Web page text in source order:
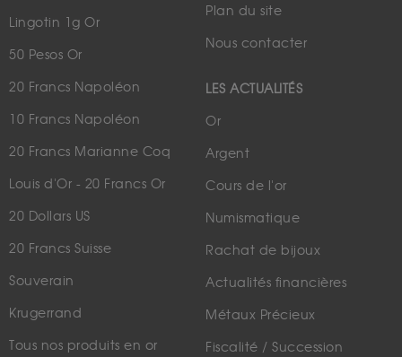
Lingotin 1g Or
50 Pesos Or
20 Francs Napoléon
10 Francs Napoléon
20 Francs Marianne Coq
Louis d'Or - 20 Francs Or
20 Dollars US
20 Francs Suisse
Souverain
Krugerrand
Tous nos produits en or
Plan du site
Nous contacter
LES ACTUALITÉS
Or
Argent
Cours de l'or
Numismatique
Rachat de bijoux
Actualités financières
Métaux Précieux
Fiscalité / Succession